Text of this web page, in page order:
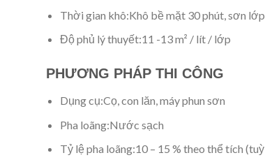
Thời gian khô:Khô bề mặt 30 phút, sơn
Độ phủ lý thuyết:11 -13 m² / lít / lớp
PHƯƠNG PHÁP THI CÔNG
Dụng cụ:Cọ, con lăn, máy phun sơn
Pha loãng:Nước sạch
Tỷ lệ pha loãng:10 – 15 % theo thể tích